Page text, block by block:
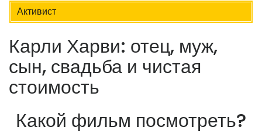
Активист
Карли Харви: отец, муж,
сын, свадьба и чистая
стоимость
Какой фильм посмотреть?